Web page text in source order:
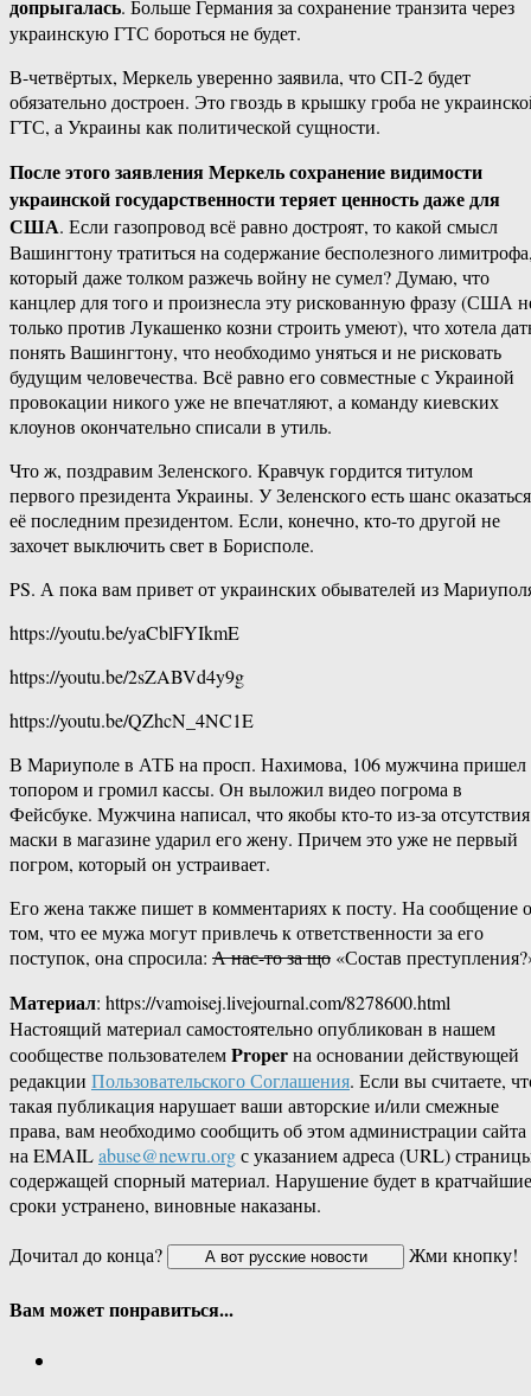
допрыгалась. Больше Германия за сохранение транзита через
украинскую ГТС бороться не будет.
В-четвёртых, Меркель уверенно заявила, что СП-2 будет
обязательно достроен. Это гвоздь в крышку гроба не
ГТС, а Украины как политической сущности.
После этого заявления Меркель сохранение видимости
украинской государственности теряет ценность даже для
США. Если газопровод всё равно достроят, то какой смысл
Вашингтону тратиться на содержание бесполезного
который даже толком разжечь войну не сумел? Думаю, что
канцлер для того и произнесла эту рискованную фразу (США
только против Лукашенко козни строить умеют), что хотела
понять Вашингтону, что необходимо уняться и не рисковать
будущим человечества. Всё равно его совместные с Украиной
провокации никого уже не впечатляют, а команду киевских
клоунов окончательно списали в утиль.
Что ж, поздравим Зеленского. Кравчук гордится титулом
первого президента Украины. У Зеленского есть шанс оказаться
её последним президентом. Если, конечно, кто-то другой не
захочет выключить свет в Борисполе.
PS. А пока вам привет от украинских обывателей из
https://youtu.be/yaCblFYIkmE
https://youtu.be/2sZABVd4y9g
https://youtu.be/QZhcN_4NC1E
В Мариуполе в АТБ на просп. Нахимова, 106 мужчина пришел
топором и громил кассы. Он выложил видео погрома в
Фейсбуке. Мужчина написал, что якобы кто-то из-за отсутствия
маски в магазине ударил его жену. Причем это уже не первый
погром, который он устраивает.
Его жена также пишет в комментариях к посту. На сообщение о
том, что ее мужа могут привлечь к ответственности за его
поступок, она спросила: А нас-то за що «Состав
Материал: https://vamoisej.livejournal.com/8278600.html
Настоящий материал самостоятельно опубликован в нашем
сообществе пользователемProperна основании действующей
редакции Пользовательского Соглашения. Если вы считаете,
такая публикация нарушает ваши авторские и/или смежные
права, вам необходимо сообщить об этом администрации сайта
на EMAILabuse@newru.orgс указанием адреса (URL)
содержащей спорный материал. Нарушение будет в кратчайшие
сроки устранено, виновные наказаны.
Дочитал до конца?
Жми кнопку!
Вам может понравиться...